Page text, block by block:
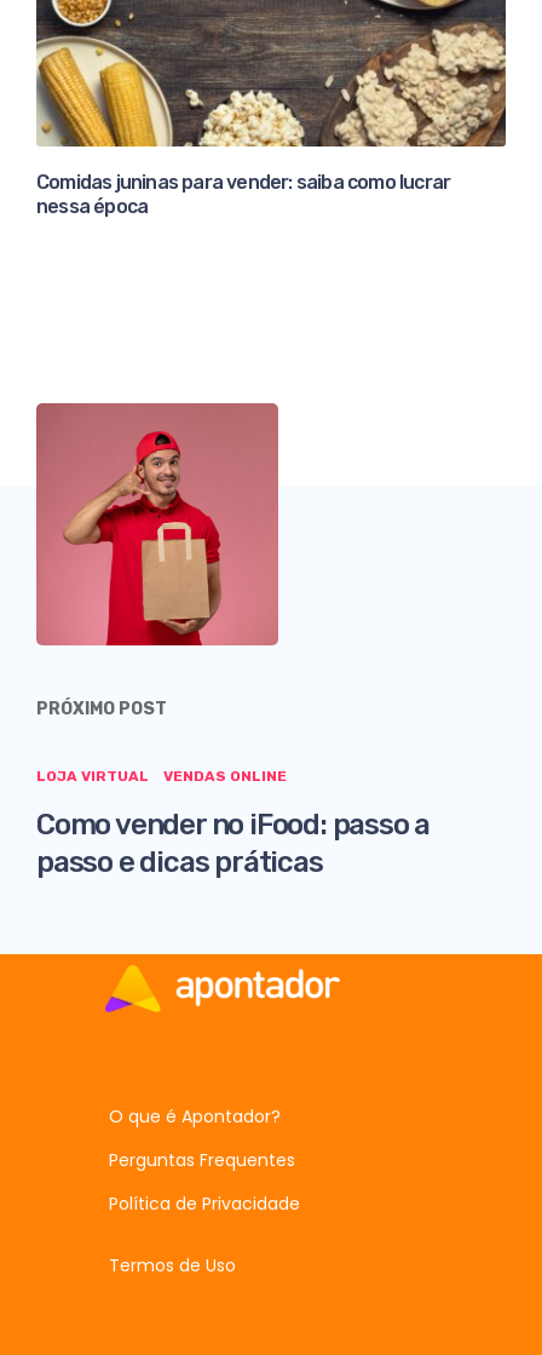
Comidas juninas para vender: saiba como lucrar
nessa época
PRÓXIMO POST
LOJA VIRTUAL VENDAS ONLINE
Como vender no iFood: passo a
passo e dicas práticas
O que é Apontador?
Perguntas Frequentes
Política de Privacidade
Termos de Uso